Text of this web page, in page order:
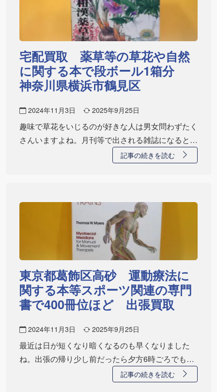
宅配買取 薬草等の草花や自然
に関する本で段ボール1箱分
神奈川県横浜市鶴見区
2024年11月3日 2025年9月25日
趣味で草花をいじるのが好きな人は男女問わずたく
さんいますよね。月刊等で出される雑誌になると当
記事の続きを読む
東京都葛飾区高砂 運動療法に
関する本等スポーツ関連の専門
書で400冊位ほど 出張買取
2024年11月3日 2025年9月25日
最近は日が短くなり暗くなるのも早くなりました
ね。出張の帰り少し前だったら夕方6時ごろでもま
記事の続きを読む